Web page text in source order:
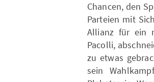
Chancen, den
Parteien mit
Allianz für ein
Pacolli,
zu etwas
sein